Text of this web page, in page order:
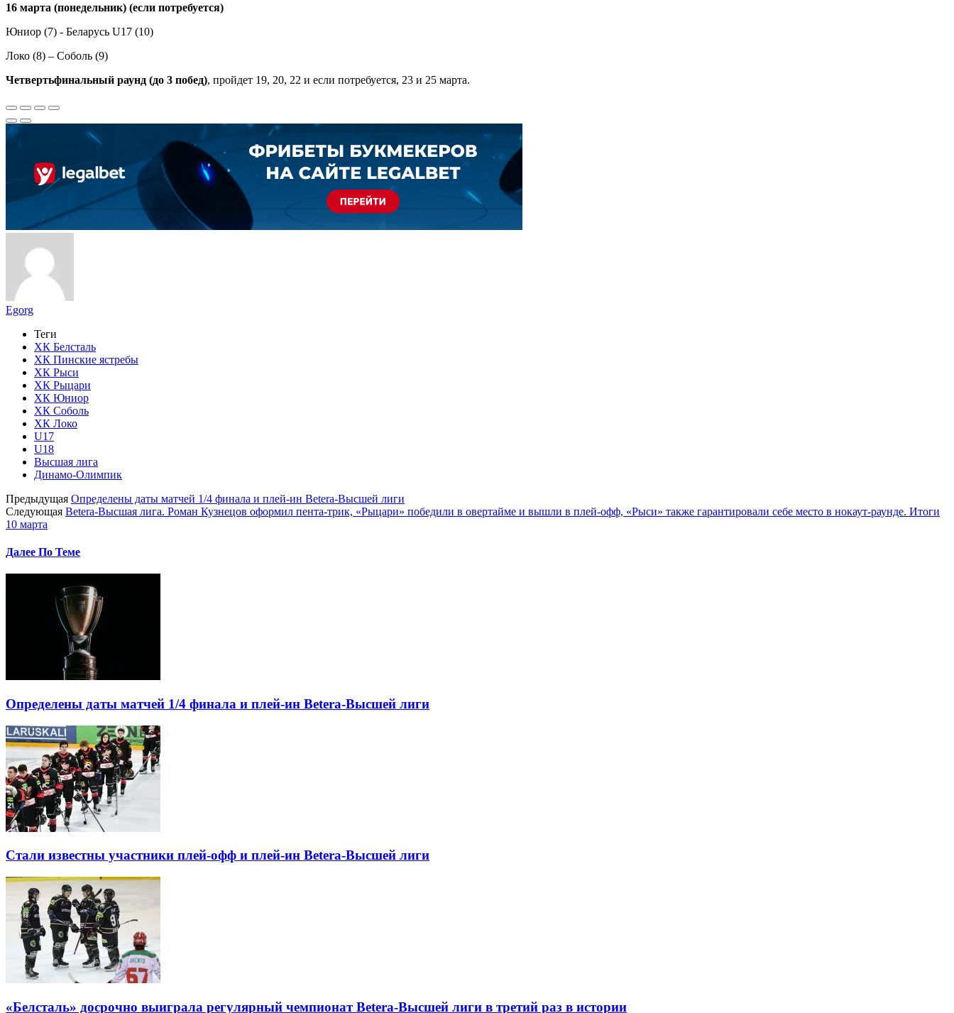
16 марта (понедельник) (если потребуется)
Юниор (7) - Беларусь U17 (10)
Локо (8) – Соболь (9)
Четвертьфинальный раунд (до 3 побед), пройдет 19, 20, 22 и если потребуется, 23 и 25 марта.
Egorg
Теги
ХК Белсталь
ХК Пинские ястребы
ХК Рыси
ХК Рыцари
ХК Юниор
ХК Соболь
ХК Локо
U17
U18
Высшая лига
Динамо-Олимпик
Предыдущая Определены даты матчей 1/4 финала и плей-ин Betera-Высшей лиги
Следующая Betera-Высшая лига. Роман Кузнецов оформил пента-трик, «Рыцари» победили в овертайме и вышли в плей-офф, «Рыси» также гарантировали себе место в нокаут-раунде. Итоги
10 марта
Далее По Теме
Определены даты матчей 1/4 финала и плей-ин Betera-Высшей лиги
Стали известны участники плей-офф и плей-ин Betera-Высшей лиги
«Белсталь» досрочно выиграла регулярный чемпионат Betera-Высшей лиги в третий раз в истории